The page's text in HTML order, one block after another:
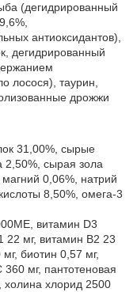
(дегидрированный
антиоксидантов),
дегидрированный
лосося), таурин,
дрожжи
31,00%, сырые
2,50%, сырая зола
0,06%, натрий
8,50%, омега-3
витамин D3
22 мг, витамин В2 23
биотин 0,57 мг,
мг, пантотеновая
холина хлорид 2500